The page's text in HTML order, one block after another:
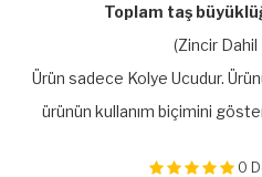
Toplam taş
(Zincir Dahil
Ürün sadece Kolye Ucudur.
ürünün kullanım biçimini
0